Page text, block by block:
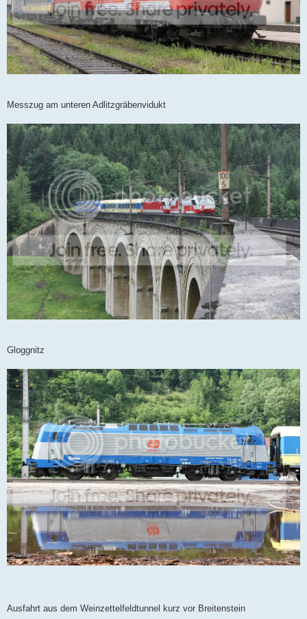
Messzug am unteren Adlitzgräbenvidukt
Gloggnitz
Ausfahrt aus dem Weinzettelfeldtunnel kurz vor Breitenstein